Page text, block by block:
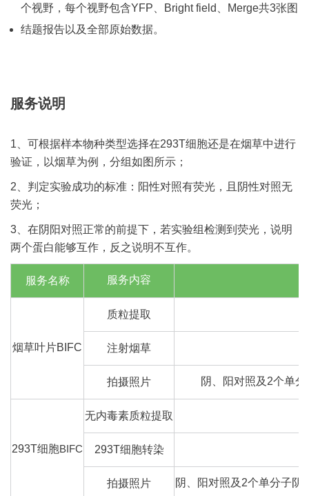
个视野，每个视野包含YFP、Bright field、Merge共3张图
结题报告以及全部原始数据。
服务说明
1、可根据样本物种类型选择在293T细胞还是在烟草中进行
验证，以烟草为例，分组如图所示；
2、判定实验成功的标准：阳性对照有荧光，且阴性对照无
荧光；
3、在阴阳对照正常的前提下，若实验组检测到荧光，说明
两个蛋白能够互作，反之说明不互作。
服务名称 服务内容
烟草叶片BIFC
质粒提取
注射烟草
拍摄照片 阴、阳对照及2个单
293T细胞BIFC
无内毒素质粒提取
293T细胞转染
拍摄照片 阴、阳对照及2个单分⼦阴